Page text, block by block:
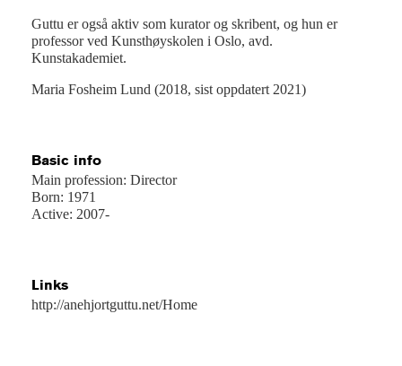
Guttu er også aktiv som kurator og skribent, og hun er
professor ved Kunsthøyskolen i Oslo, avd.
Kunstakademiet.
Maria Fosheim Lund (2018, sist oppdatert 2021)
Basic info
Main profession: Director
Born: 1971
Active: 2007-
Links
http://anehjortguttu.net/Home